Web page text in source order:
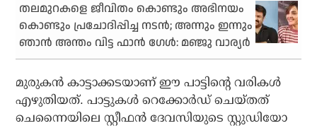
തലമുറകളെ ജീവിതം കൊണ്ടും അഭിനയം
കൊണ്ടും പ്രചോദിപ്പിച്ച നടന്‍; അന്നും ഇന്നും
ഞാന്‍ അന്തം വിട്ട ഫാന്‍ ഗേള്‍: മഞ്ജു വാര്യര്‍
മുരുകന്‍ കാട്ടാക്കടയാണ് ഈ പാട്ടിന്റെ വരികള്‍
എഴുതിയത്. പാട്ടുകള്‍ റെക്കോര്‍ഡ് ചെയ്തത്
ചെന്നൈയിലെ സ്റ്റീഫന്‍ ദേവസിയുടെ സ്റ്റുഡിയോ